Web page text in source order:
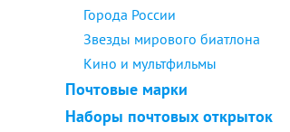
Города России
Звезды мирового биатлона
Кино и мультфильмы
Почтовые марки
Наборы почтовых открыток